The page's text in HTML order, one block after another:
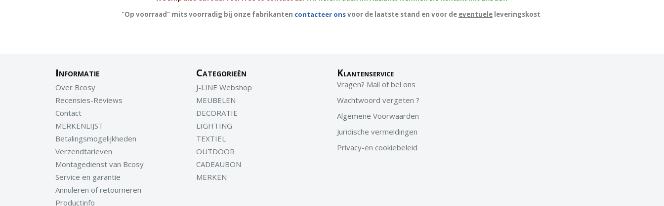
"Op voorraad" mits voorradig bij onze fabrikanten contacteer onsvoor de laatste stand en voor de eventuele leveringskost
Informatie
Over Bcosy
Recensies-Reviews
Contact
MERKENLIJST
Betalingsmogelijkheden
Verzendtarieven
Montagedienst van Bcosy
Service en garantie
Annuleren of retourneren
Productinfo
Categorieën
J-LINE Webshop
MEUBELEN
DECORATIE
LIGHTING
TEXTIEL
OUTDOOR
CADEAUBON
MERKEN
Klantenservice
Vragen? Mail of bel ons
Wachtwoord vergeten ?
Algemene Voorwaarden
Juridische vermeldingen
Privacy-en cookiebeleid